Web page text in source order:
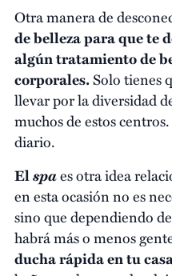
Otra manera de
de belleza para que te
algún tratamiento de
corporales.Solo tienes
llevar por la diversidad
muchos de estos
diario.
Elspaes otra idea
en esta ocasión no es
sino que dependiendo
habrá más o menos
ducha rápida en tu